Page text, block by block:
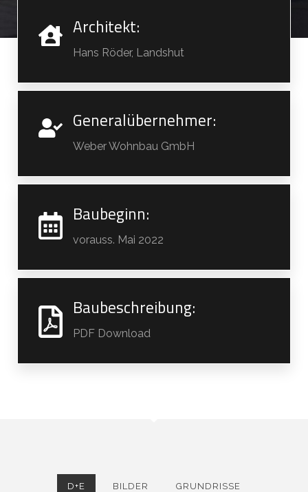
Architekt:
Hans Röder, Landshut
Generalübernehmer:
Weber Wohnbau GmbH
Baubeginn:
vorauss. Mai 2022
Baubeschreibung:
PDF Download
D+E BILDER GRUNDRISSE